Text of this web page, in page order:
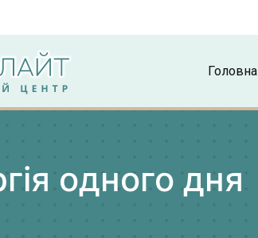
Головна
одного дня